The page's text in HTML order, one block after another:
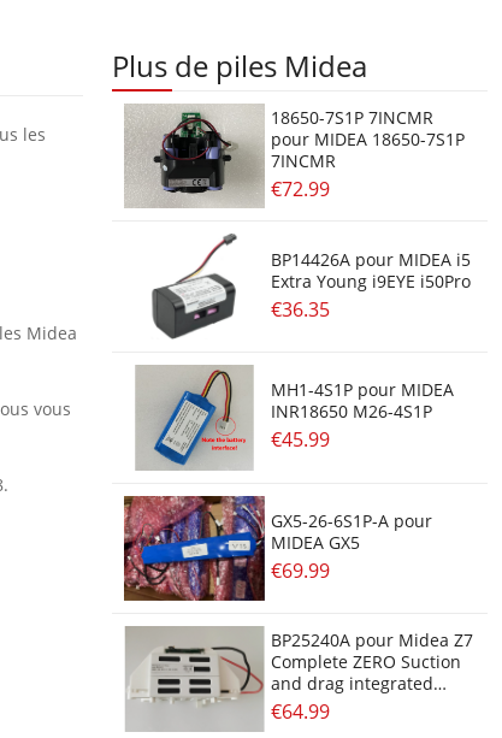
les
Midea
vous
Plus de piles Midea
18650-7S1P 7INCMR
pour MIDEA 18650-7S1P
7INCMR
€72.99
BP14426A pour MIDEA i5
Extra Young i9EYE i50Pro
€36.35
MH1-4S1P pour MIDEA
INR18650 M26-4S1P
€45.99
GX5-26-6S1P-A pour
MIDEA GX5
€69.99
BP25240A pour Midea Z7
Complete ZERO Suction
and drag integrated
machine
€64.99